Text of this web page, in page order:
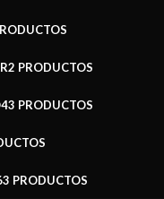
2 PRODUCTOS
43 PRODUCTOS
PRODUCTOS